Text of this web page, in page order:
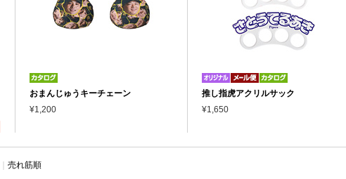
おまんじゅうキーチェーン
¥1,200
推し指虎アクリルサック
¥1,650
｜ 売れ筋順